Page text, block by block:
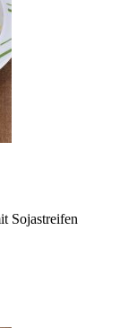
Sojastreifen